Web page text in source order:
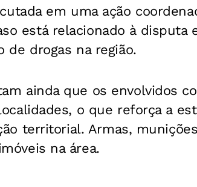
em uma ação
está relacionado à disputa
drogas na região.
ainda que os envolvidos
o que reforça a
territorial. Armas,
na área.